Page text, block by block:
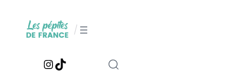
contenu
/
Instagram
TikTok